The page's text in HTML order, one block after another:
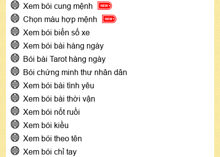
Xem bói cung mệnh
Chọn màu hợp mệnh
Xem bói biển số xe
Xem bói bài hàng ngày
Bói bài Tarot hàng ngày
Bói chứng minh thư nhân dân
Xem bói bài tình yêu
Xem bói bài thời vận
Xem bói nốt ruồi
Xem bói kiều
Xem bói theo tên
Xem bói chỉ tay